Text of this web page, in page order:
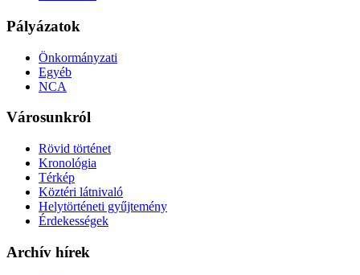
Pályázatok
Önkormányzati
Egyéb
NCA
Városunkról
Rövid történet
Kronológia
Térkép
Köztéri látnivaló
Helytörténeti gyűjtemény
Érdekességek
Archív hírek